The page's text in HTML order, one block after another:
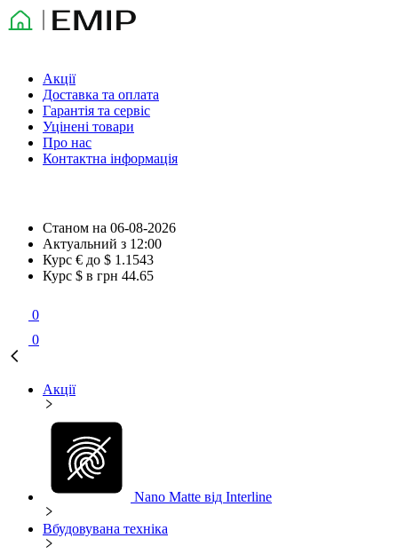
Акції
Доставка та оплата
Гарантія та сервіс
Уцінені товари
Про нас
Контактна інформація
Станом на 06-08-2026
Актуальний з 12:00
Курс € до $ 1.1543
Курс $ в грн 44.65
0
0
Акції
Nano Matte від Interline
Вбудовувана техніка